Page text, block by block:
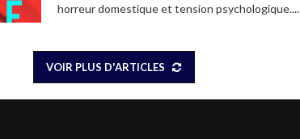
horreur domestique et tension psychologique....
VOIR PLUS D'ARTICLES